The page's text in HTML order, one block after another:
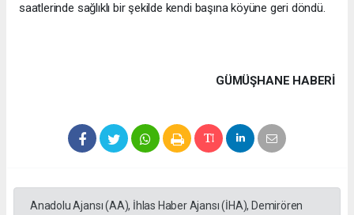
saatlerinde sağlıklı bir şekilde kendi başına köyüne geri döndü.
GÜMÜŞHANE HABERİ
Anadolu Ajansı (AA), İhlas Haber Ajansı (İHA), Demirören